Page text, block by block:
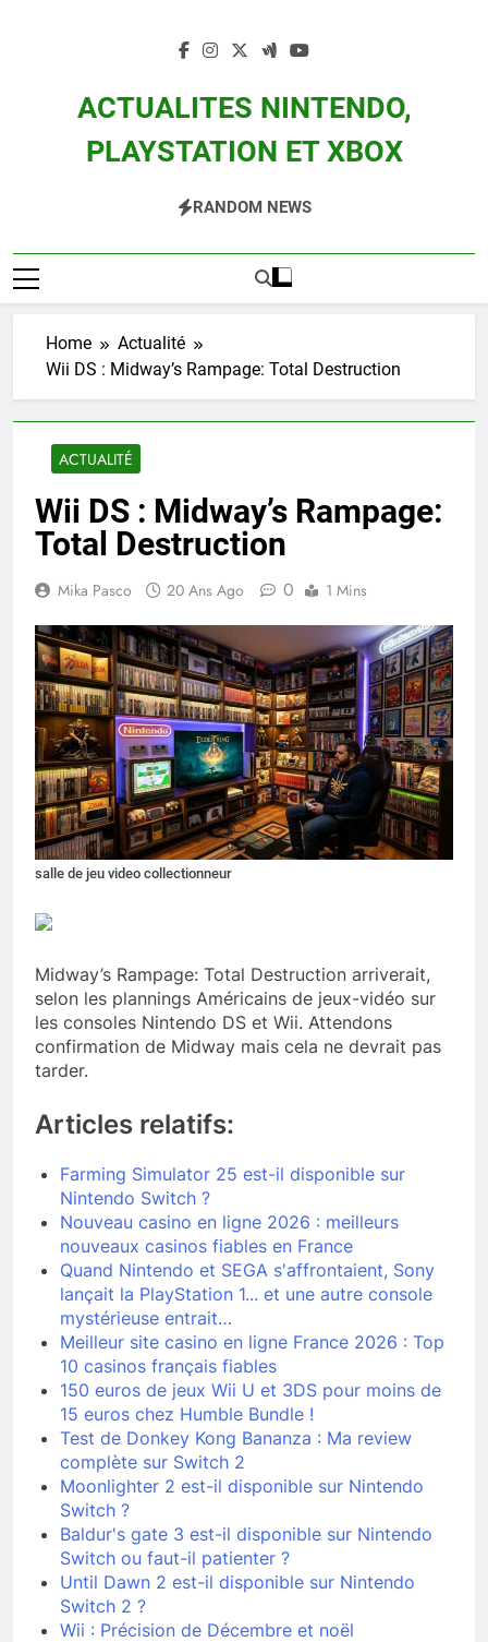
ACTUALITES NINTENDO,
PLAYSTATION ET XBOX
Zelda, Splatoon, Pokemon Entre Autres
RANDOM NEWS
Home
Actualité
Wii DS : Midway’s Rampage: Total Destruction
ACTUALITÉ
Wii DS : Midway’s Rampage:
Total Destruction
Mika Pasco 20 Ans Ago 0 1 Mins
salle de jeu video collectionneur
Midway’s Rampage: Total Destruction arriverait,
selon les plannings Américains de jeux-vidéo sur
les consoles Nintendo DS et Wii. Attendons
confirmation de Midway mais cela ne devrait pas
tarder.
Articles relatifs:
Farming Simulator 25 est-il disponible sur
Nintendo Switch ?
Nouveau casino en ligne 2026 : meilleurs
nouveaux casinos fiables en France
Quand Nintendo et SEGA s'affrontaient, Sony
lançait la PlayStation 1... et une autre console
mystérieuse entrait…
Meilleur site casino en ligne France 2026 : Top
10 casinos français fiables
150 euros de jeux Wii U et 3DS pour moins de
15 euros chez Humble Bundle !
Test de Donkey Kong Bananza : Ma review
complète sur Switch 2
Moonlighter 2 est-il disponible sur Nintendo
Switch ?
Baldur's gate 3 est-il disponible sur Nintendo
Switch ou faut-il patienter ?
Until Dawn 2 est-il disponible sur Nintendo
Switch 2 ?
Wii : Précision de Décembre et noël